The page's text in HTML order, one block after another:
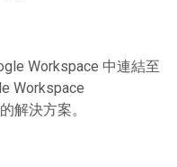
Workspace 中連結至
Workspace
解決方案。